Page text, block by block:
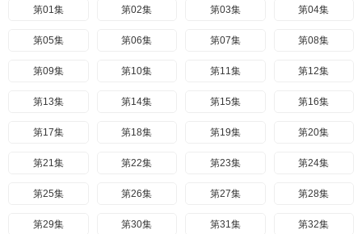
第01集 第02集 第03集 第04集
第05集 第06集 第07集 第08集
第09集 第10集 第11集 第12集
第13集 第14集 第15集 第16集
第17集 第18集 第19集 第20集
第21集 第22集 第23集 第24集
第25集 第26集 第27集 第28集
第29集 第30集 第31集 第32集